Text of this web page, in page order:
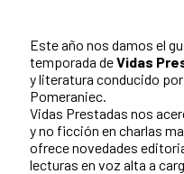
Este año nos damos el
temporada deVidas
y literatura conducido
Pomeraniec.
Vidas Prestadas nos
y no ficción en charlas
ofrece novedades
lecturas en voz alta a